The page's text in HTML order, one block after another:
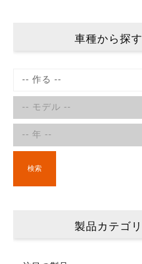
車種から探す
検索
製品カテゴリ